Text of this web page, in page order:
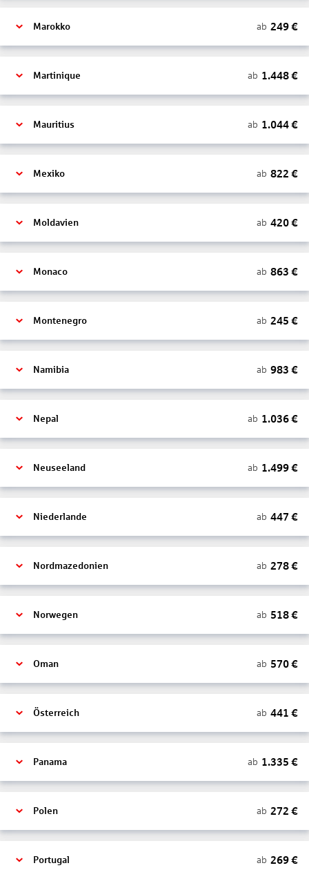
Marokko ab 249€
Martinique ab 1.448€
Mauritius ab 1.044€
Mexiko ab 822 €
Moldavien ab 420€
Monaco ab 863 €
Montenegro ab 245 €
Namibia ab 983 €
Nepal ab 1.036€
Neuseeland ab 1.499€
Niederlande ab 447 €
Nordmazedonien ab 278€
Norwegen ab 518€
Oman ab 570€
Österreich ab 441 €
Panama ab 1.335 €
Polen ab 272 €
Portugal ab 269€